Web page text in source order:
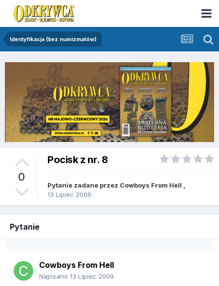
Identyfikacja (bez numizmatów)
0
Pocisk z nr. 8
Pytanie zadane przez Cowboys From Hell
13 Lipiec 2009
Pytanie
Cowboys From Hell
Napisano 13 Lipiec 2009